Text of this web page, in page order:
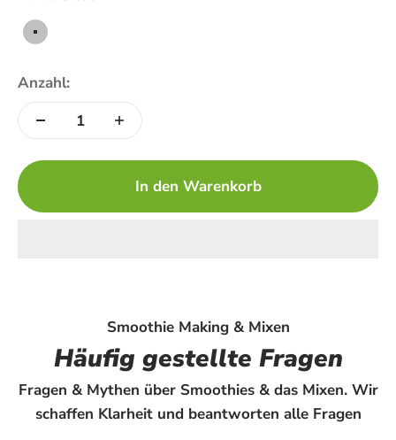
Silber
Anzahl:
In den Warenkorb
Smoothie Making & Mixen
Häufig gestellte Fragen
Fragen & Mythen über Smoothies & das Mixen. Wir
schaffen Klarheit und beantworten alle Fragen